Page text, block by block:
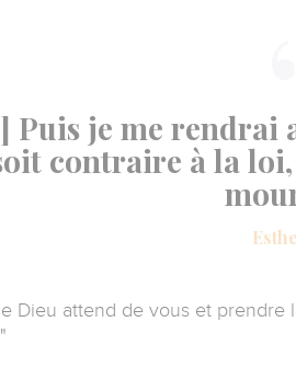
Puis je me rendrai
contraire à la
Dieu attend de vous et prendre